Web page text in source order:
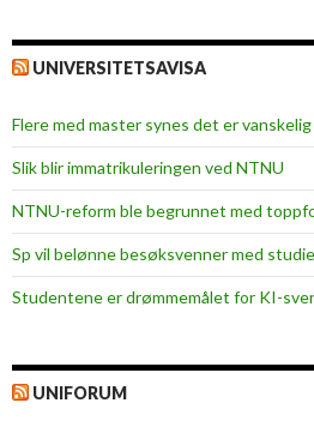
UNIVERSITETSAVISA
Flere med master synes det er vanskelig
Slik blir immatrikuleringen ved NTNU
NTNU-reform ble begrunnet med
Sp vil belønne besøksvenner med
Studentene er drømmemålet for KI-
UNIFORUM